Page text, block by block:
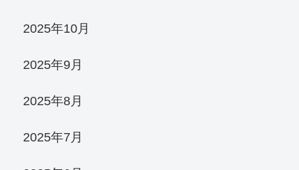
2025年10月
2025年9月
2025年8月
2025年7月